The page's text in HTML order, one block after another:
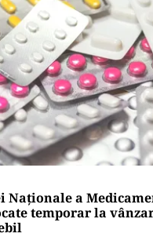
Naționale a
temporar la